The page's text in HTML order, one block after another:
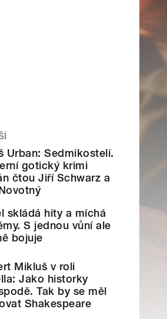
Urban: Sedmikostelí.
gotický krimi
čtou Jiří Schwarz a
skládá hity a míchá
S jednou vůní ale
bojuje
Mikluš v roli
Jako historky
Tak by se měl
Shakespeare